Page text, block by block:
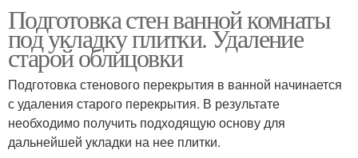
Подготовка стен ванной комнаты
под укладку плитки. Удаление
старой облицовки
Подготовка стенового перекрытия в ванной начинается
с удаления старого перекрытия. В результате
необходимо получить подходящую основу для
дальнейшей укладки на нее плитки.